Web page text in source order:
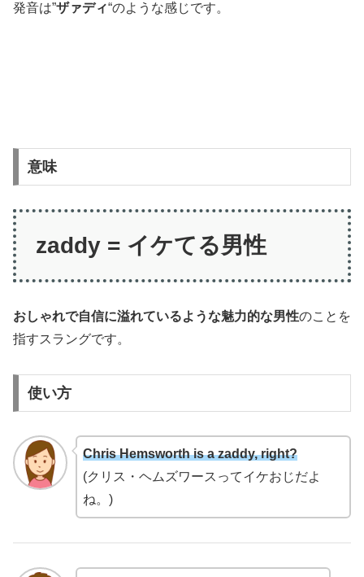
発音は”ザァディ“のような感じです。
意味
zaddy = イケてる男性
おしゃれで自信に溢れているような魅力的な男性のことを
指すスラングです。
使い方
Chris Hemsworth is a zaddy, right?
(クリス・ヘムズワースってイケおじだよ
ね。)